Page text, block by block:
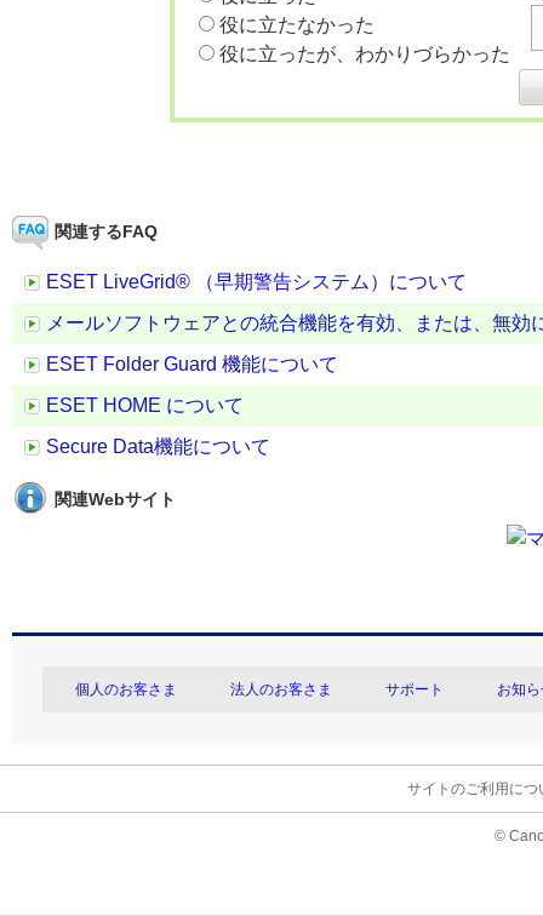
役に立たなかった
役に立ったが、わかりづらかった
関連するFAQ
ESET LiveGrid® （早期警告システム）について
メールソフトウェアとの統合機能を有効、または、無効
ESET Folder Guard 機能について
ESET HOME について
Secure Data機能について
関連Webサイト
個人のお客さま 法人のお客さま サポート お知
サイトのご利用につ
©